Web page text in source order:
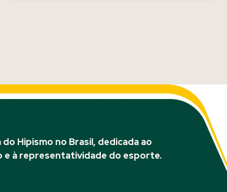
Hipismo no Brasil, dedicada ao
e à representatividade do esporte.